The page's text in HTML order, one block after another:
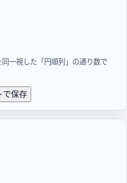
一視した「円順列」の通り数で
で保存